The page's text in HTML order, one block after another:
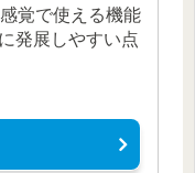
覚で使える機能
発展しやすい点